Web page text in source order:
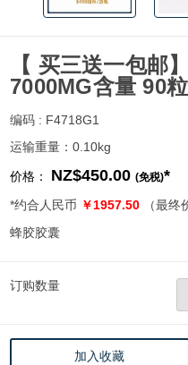
【 买三送一包邮
7000MG含量 90
编码 : F4718G1
运输重量：0.10kg
价格： NZ$450.00 (免税)*
*约合人民币 ￥1957.50 （最终
蜂胶胶囊
订购数量
加入收藏